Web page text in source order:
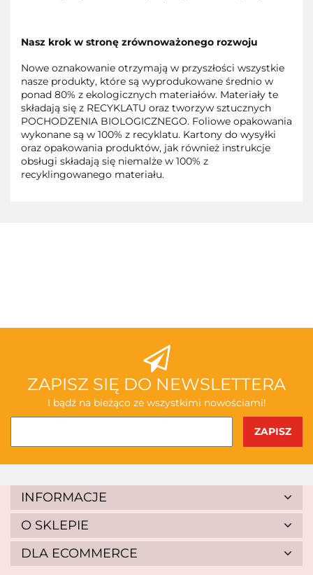
Nasz krok w stronę zrównoważonego rozwoju
Nowe oznakowanie otrzymają w przyszłości wszystkie
nasze produkty, które są wyprodukowane średnio w
ponad 80% z ekologicznych materiałów. Materiały te
składają się z RECYKLATU oraz tworzyw sztucznych
POCHODZENIA BIOLOGICZNEGO. Foliowe opakowania
wykonane są w 100% z recyklatu. Kartony do wysyłki
oraz opakowania produktów, jak również instrukcje
obsługi składają się niemalże w 100% z
recyklingowanego materiału.
ABAKUS
AKSJOMAT
ZAPISZ SIĘ DO NEWSLETTERA
I bądź na bieżąco ze wszystkimi nowościami!
INFORMACJE
O SKLEPIE
DLA ECOMMERCE